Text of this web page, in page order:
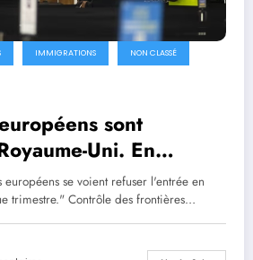
IMMIGRATIONS NON CLASSÉ
sont
Uni. En
se demandent :
traiter les
la même manière ?
se voient refuser l'entrée en
trimestre." Contrôle des frontières…